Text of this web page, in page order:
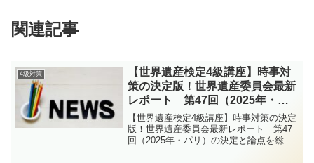
関連記事
4級対策
【世界遺産検定4級講座】時事対
策の決定版！世界遺産委員会最新
レポート 第47回（2025年・パ
リ）の決定と論点を総チェック
【世界遺産検定4級講座】時事対策の決定
版！世界遺産委員会最新レポート 第47
回（2025年・パリ）の決定と論点を総チ